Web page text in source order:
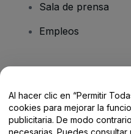
Sala de prensa
Empleos
Centro de Ayuda /
Al hacer clic en “Permitir
cookies para mejorar la
publicitaria. De modo
necesarias. Puedes consultar